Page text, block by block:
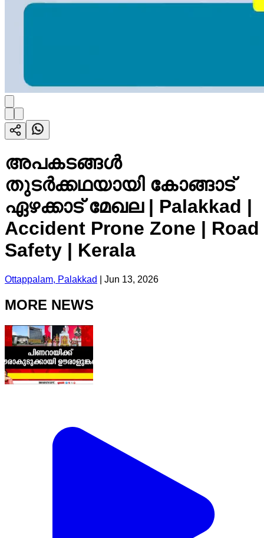
അപകടങ്ങൾ
തുടർക്കഥയായി കോങ്ങാട്
ഏഴക്കാട് മേഖല | Palakkad |
Accident Prone Zone | Road
Safety | Kerala
Ottappalam, Palakkad Jun 13, 2026
MORE NEWS